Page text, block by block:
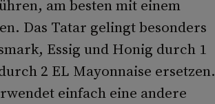
am besten mit einem
Das Tatar gelingt besonders
Essig und Honig durch 1
2 EL Mayonnaise ersetzen.
einfach eine andere